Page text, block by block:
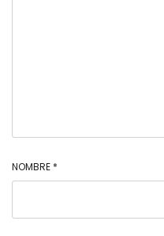
NOMBRE *